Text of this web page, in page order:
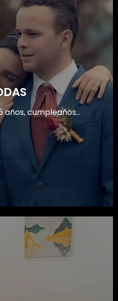
años, cumpleaños...